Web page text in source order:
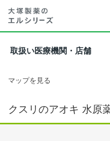
取扱い医療機関・店舗
マップを見る
クスリのアオキ 水原